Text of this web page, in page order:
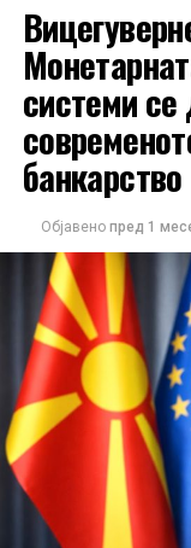
системи
банкарство
Објавено пред 1